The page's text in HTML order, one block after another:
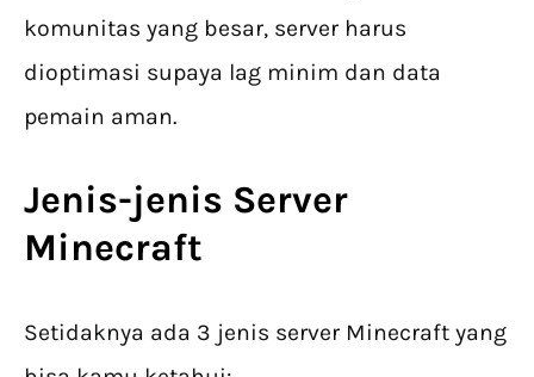
komunitas yang besar, server harus
dioptimasi supaya lag minim dan data
pemain aman.
Jenis-jenis Server
Minecraft
Setidaknya ada 3 jenis server Minecraft yang